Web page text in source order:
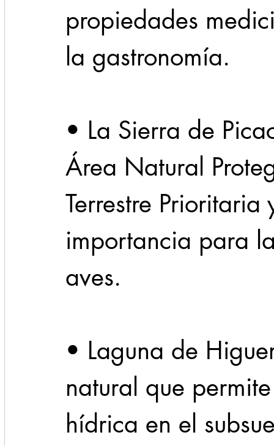
propiedades
la gastronomía.
• La Sierra de
Área Natural
Terrestre
importancia para
aves.
• Laguna de
natural que
hídrica en el